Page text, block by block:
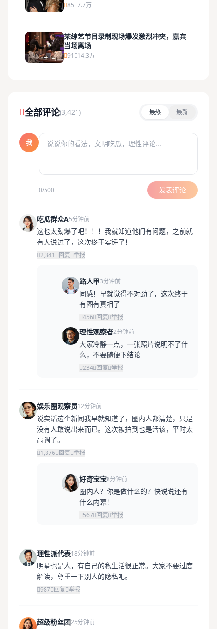
85 7.7万
某综艺节目录制现场爆发激烈冲突，嘉宾
当场离场
91 14.3万
全部评论(3,421) 最热 最新
我
0/500 发表评论
吃瓜群众A5分钟前
这也太劲爆了吧！！！我就知道他们有问题，之前就
有人说过了，这次终于实锤了！
2,341 回复 举报
路人甲3分钟前
同感！早就觉得不对劲了，这次终于
有图有真相了
456 回复 举报
理性观察者2分钟前
大家冷静一点，一张照片说明不了什
么，不要随便下结论
234 回复 举报
娱乐圈观察员12分钟前
说实话这个新闻我早就知道了，圈内人都清楚，只是
没有人敢说出来而已。这次被拍到也是活该，平时太
高调了。
1,876 回复 举报
好奇宝宝8分钟前
圈内人？你是做什么的？快说说还有
什么内幕！
567 回复 举报
理性派代表18分钟前
明星也是人，有自己的私生活很正常。大家不要过度
解读，尊重一下别人的隐私吧。
987 回复 举报
超级粉丝团25分钟前